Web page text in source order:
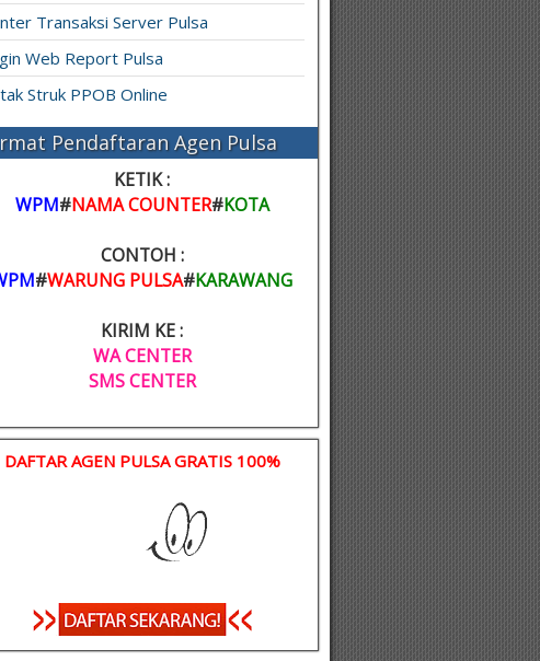
Transaksi Server Pulsa
Web Report Pulsa
Struk PPOB Online
Pendaftaran Agen Pulsa
KETIK :
WPM#NAMA COUNTER#KOTA
CONTOH :
#WARUNG PULSA#KARAWANG
KIRIM KE :
WA CENTER
SMS CENTER
DAFTAR AGEN PULSA GRATIS 100%